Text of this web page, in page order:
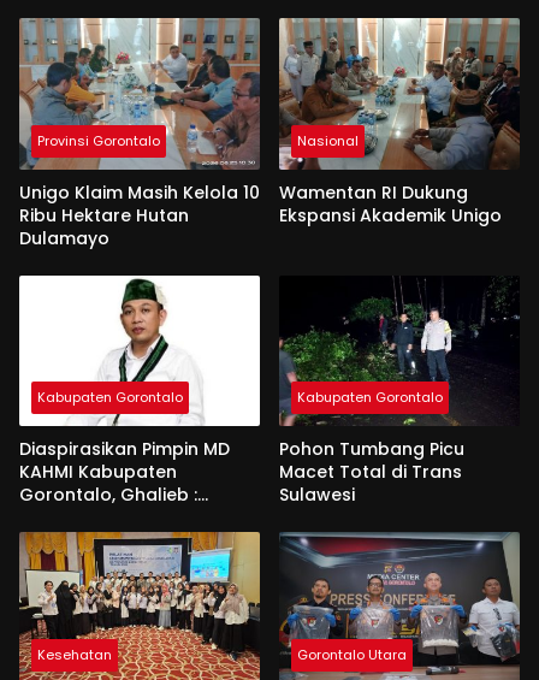
Provinsi Gorontalo
Unigo Klaim Masih Kelola 10
Ribu Hektare Hutan
Dulamayo
Nasional
Wamentan RI Dukung
Ekspansi Akademik Unigo
Kabupaten Gorontalo
Diaspirasikan Pimpin MD
KAHMI Kabupaten
Gorontalo, Ghalieb :
Kabupaten Gorontalo
Pohon Tumbang Picu
Macet Total di Trans
Sulawesi
Kesehatan Gorontalo Utara